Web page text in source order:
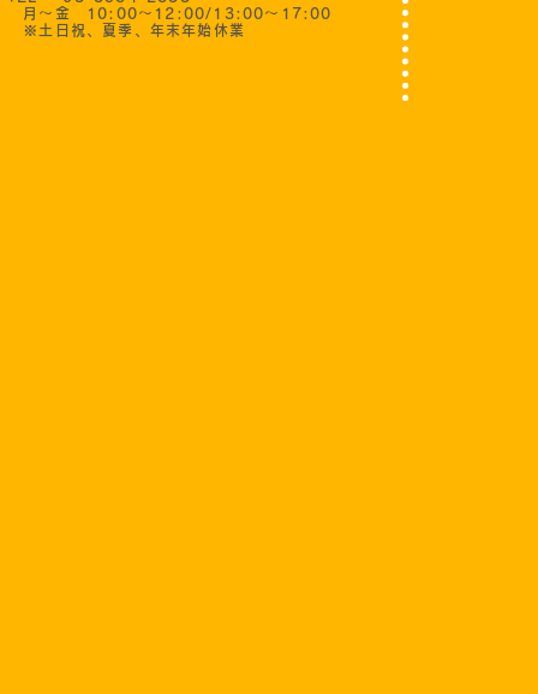
月〜金 10:00〜12:00/13:00〜17:00
​ ※土日祝、夏季、年末年始休業